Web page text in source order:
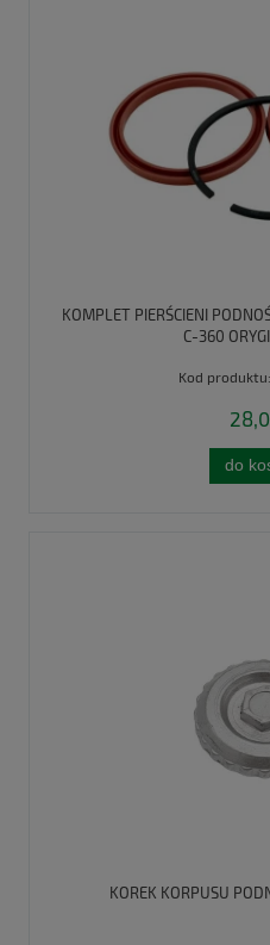
KOMPLET PIERŚCIENI
C-360
Kod produktu:
do
KOREK KORPUSU